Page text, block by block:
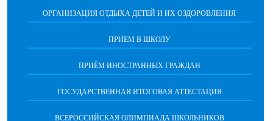
ОРГАНИЗАЦИЯ ОТДЫХА ДЕТЕЙ И ИХ ОЗДОРОВЛЕНИЯ
ПРИЕМ В ШКОЛУ
ПРИЁМ ИНОСТРАННЫХ ГРАЖДАН
ГОСУДАРСТВЕННАЯ ИТОГОВАЯ АТТЕСТАЦИЯ
ВСЕРОССИЙСКАЯ ОЛИМПИАДА ШКОЛЬНИКОВ